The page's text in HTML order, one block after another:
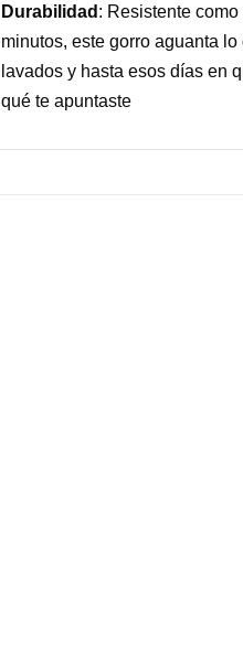
Durabilidad : Resistente
minutos, este gorro aguanta
lavados y hasta esos días en
qué te apuntaste